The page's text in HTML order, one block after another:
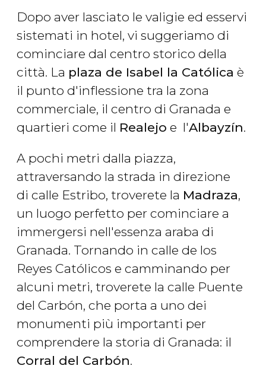
Dopo aver lasciato le valigie ed esservi
sistemati in hotel, vi suggeriamo di
cominciare dal centro storico della
città. La plaza de Isabel la Católica è
il punto d'inflessione tra la zona
commerciale, il centro di Granada e
quartieri come il Realejo e l'Albayzín.
A pochi metri dalla piazza,
attraversando la strada in direzione
di calle Estribo, troverete la Madraza,
un luogo perfetto per cominciare a
immergersi nell'essenza araba di
Granada. Tornando in calle de los
Reyes Católicos e camminando per
alcuni metri, troverete la calle Puente
del Carbón, che porta a uno dei
monumenti più importanti per
comprendere la storia di Granada: il
Corral del Carbón.